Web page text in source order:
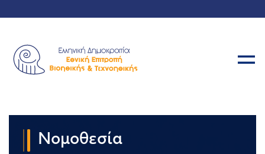
Νομοθεσία